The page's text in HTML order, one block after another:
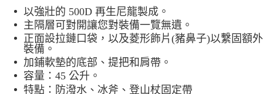
以強壯的 500D 再生尼龍製成。
主隔層可對開讓您對裝備一覽無遺。
正面設拉鏈口袋，以及菱形飾片(豬鼻子)以繫固額外
裝備。
加鋪軟墊的底部、提把和肩帶。
容量：45 公升。
特點：防潑水、 冰斧、登山杖固定帶